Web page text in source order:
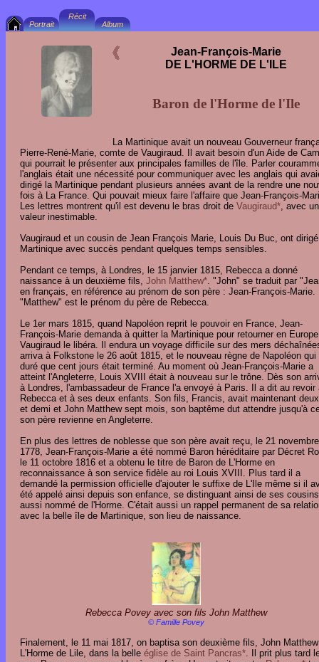
Jean-François-Marie
DE L'HORME DE L'ILE
Baron de l'Horme de l'Ile
La Martinique avait un nouveau Gouverneur
Pierre-René-Marie, comte de Vaugiraud. Il avait besoin d'un Aide de
qui pourrait le présenter aux principales familles de l'île. Parler
l'anglais était une nécessité pour communiquer avec les anglais qui
dirigé la Martinique pendant plusieurs années avant de la rendre une
fois à La France. Qui pouvait mieux faire l'affaire que Jean-François-
Les lettres montrent qu'il est devenu le bras droit de Vaugiraud*, avec
valeur inestimable.
Vaugiraud et un cousin de Jean François Marie, Louis Du Buc, ont
Martinique avec succès pendant quelques temps sensibles.
Pendant ce temps, à Londres, le 15 janvier 1815, Rebecca a donné
naissance à un deuxième fils, John Matthew*. "John" se traduit par
en français, en référence au prénom de son père : Jean-François-Marie.
"Matthew" est le prénom du père de Rebecca.
Le 1er mars 1815, quand Napoléon reprit le pouvoir en France, Jean-
François-Marie demanda à quitter la Martinique pour retourner en
Vaugiraud le libéra. Il endura un voyage difficile sur des mers
arriva à Folkstone le 26 août 1815, et le nouveau règne de Napoléon qui
duré que cent jours était terminé. Au moment où Jean-François-Marie a
atteint l'Angleterre, Louis XVIII était à nouveau sur le trône. Dès son
à Londres, l'ambassadeur de France l'a envoyé à Paris. Il a dit au revoir
Rebecca et à ses deux enfants. Son fils, Francis, avait maintenant
et demi et John Matthew sept mois, son baptême dut attendre jusqu'à
son père revienne en Angleterre.
En plus des lettres de noblesse que son père avait reçu, le 21 novembre
1778, Jean-François-Marie a été nommé Baron héréditaire par Décret
le 11 octobre 1816 et a obtenu le titre de Baron de L'Horme en
reconnaissance à son service fidèle au roi Louis XVIII. Plus tard il a
demandé la permission officielle d'ajouter le suffixe de L'Ile même si il
été appelé ainsi depuis son enfance, se distinguant ainsi de ses cousins
aussi nommé de l'Horme. C'était aussi un rappel permanent de sa
avec la belle île de Martinique, son lieu de naissance.
Rebecca Povey avec son fils John Matthew
© Famille Povey
Finalement, le 11 mai 1817, on baptisa son deuxième fils, John
L'Horme de Lile, dans la belle église de Saint Pancras*. Il prit plus tard